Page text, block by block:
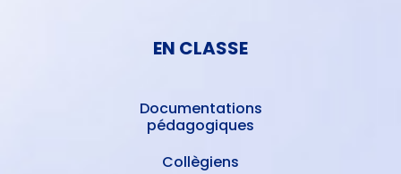
EN CLASSE
Documentations
pédagogiques
Collègiens